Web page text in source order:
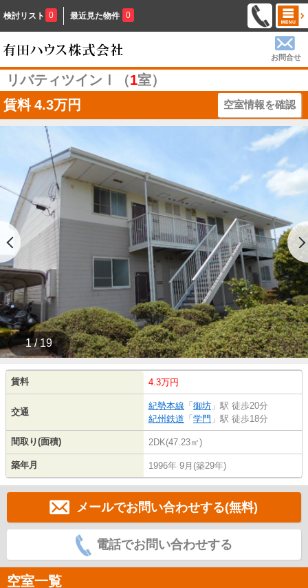
検討リスト 0 最近見た物件 0
お問合せ
リバティツインⅠ（1室）
賃料 4.3万円 空室情報を確認
1 / 19
賃料 4.3万円
交通
紀勢本線 「 御坊 」駅 徒歩20分
紀州鉄道 「 学門 」駅 徒歩18分
間取り(面積) 2DK(47.23㎡)
築年月 1996年 9月(築29年)
メールでお問い合わせする(無料)
電話でお問い合わせする
空室一覧